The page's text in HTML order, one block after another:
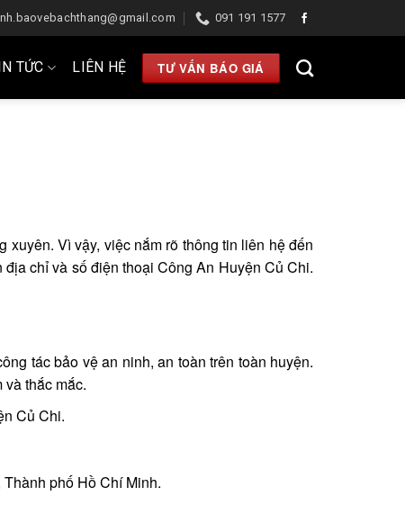
091 191 1577
TỨC LIÊN HỆ TƯ VẤN BÁO GIÁ
Vì vậy, việc nắm rõ thông tin liên hệ đến
chỉ và số điện thoại Công An Huyện Củ Chi.
tác bảo vệ an ninh, an toàn trên toàn huyện.
thắc mắc.
Củ Chi.
phố Hồ Chí Minh.